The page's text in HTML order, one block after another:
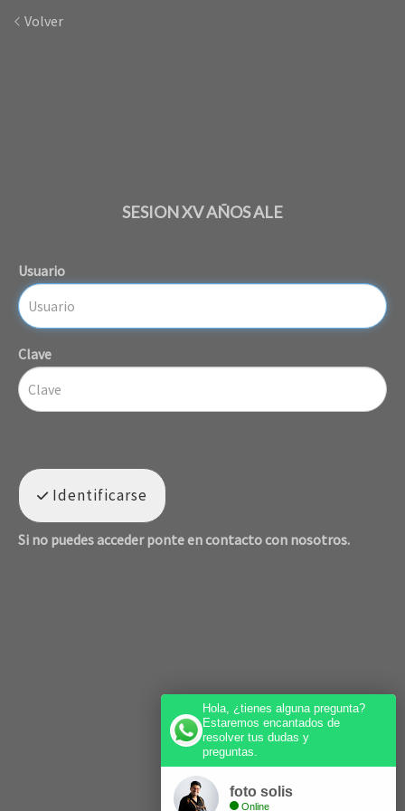
Volver
SESION XV AÑOS ALE
Usuario
Clave
Identificarse
Si no puedes acceder ponte en contacto con nosotros.
Hola, ¿tienes alguna pregunta?
Estaremos encantados de
resolver tus dudas y
preguntas.
foto solis
Online